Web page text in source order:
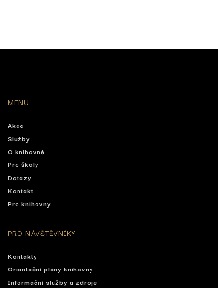
MENU
Akce
Služby
O knihovně
Pro školy
Dotazy
Kontakt
Pro knihovny
PRO NÁVŠTĚVNÍKY
Kontakty
Orientační plány knihovny
Informační služby a zdroje